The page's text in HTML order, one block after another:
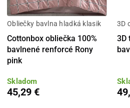
Obliečky bavlna hladká klasik
Cottonbox obliečka 100%
bavlnené renforcé Rony
pink
Skladom
45,29 €
3D
3D